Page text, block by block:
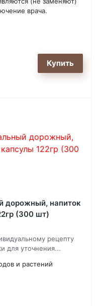
врача.
дорожный, напиток
(300 шт)
рецепту
для уточнения...
и растений